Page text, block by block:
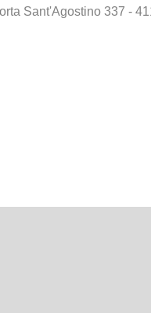
Sant'Agostino 337 -